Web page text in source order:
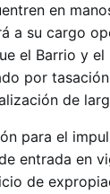
en
a su cargo
el Barrio y
por
de
para el
entrada en
de